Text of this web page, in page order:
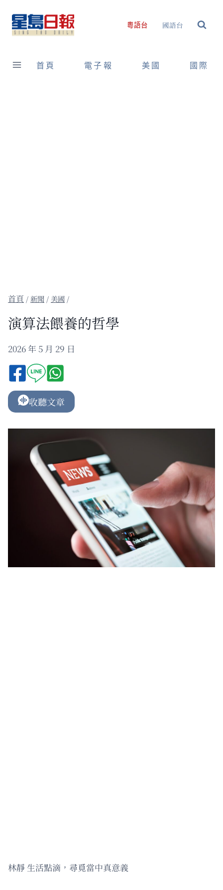
content
粵語台 國語台
首頁 電子報 美國 國際
/新聞 / 美國 /
演算法餵養的哲學
2026 年 5 月 29 日
收聽文章
林靜 生活點滴，尋覓當中真意義